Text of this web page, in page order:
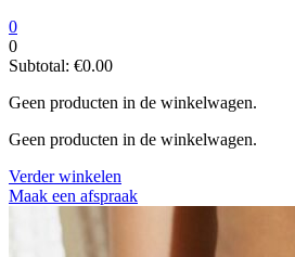
0
0
Subtotal: €0.00
Geen producten in de winkelwagen.
Geen producten in de winkelwagen.
Verder winkelen
Maak een afspraak